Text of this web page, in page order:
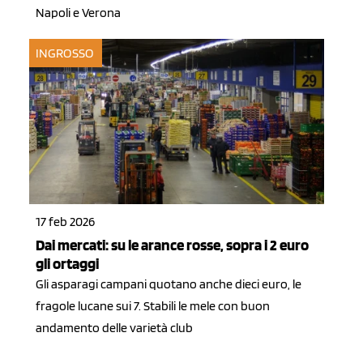
Napoli e Verona
INGROSSO
17 feb 2026
Dai mercati: su le arance rosse, sopra i 2 euro
gli ortaggi
Gli asparagi campani quotano anche dieci euro, le
fragole lucane sui 7. Stabili le mele con buon
andamento delle varietà club